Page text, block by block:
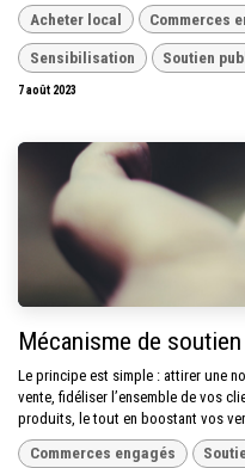
Acheter local Commerces
Sensibilisation Soutien
7 août 2023
Mécanisme de soutien
Le principe est simple : attirer une
vente, fidéliser l’ensemble de vos
produits, le tout en boostant vos
Commerces engagés